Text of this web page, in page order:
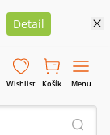
Detail
Wishlist Košík Menu